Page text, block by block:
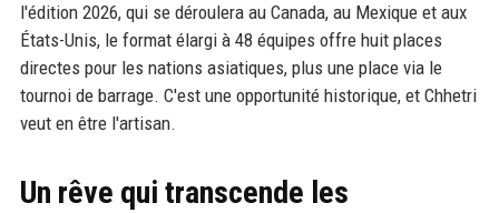
l'édition 2026, qui se déroulera au Canada, au Mexique et aux
États-Unis, le format élargi à 48 équipes offre huit places
directes pour les nations asiatiques, plus une place via le
tournoi de barrage. C'est une opportunité historique, et Chhetri
veut en être l'artisan.
Un rêve qui transcende les